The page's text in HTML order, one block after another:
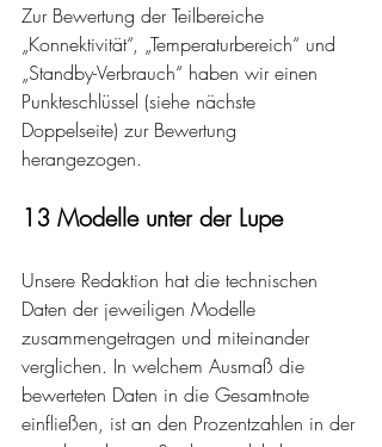
Zur Bewertung der Teilbereiche
„Konnektivität“, „Temperaturbereich“ und
„Standby-Verbrauch“ haben wir einen
Punkteschlüssel (siehe nächste
Doppelseite) zur Bewertung
herangezogen.
13 Modelle unter der Lupe
Unsere Redaktion hat die technischen
Daten der jeweiligen Modelle
zusammengetragen und miteinander
verglichen. In welchem Ausmaß die
bewerteten Daten in die Gesamtnote
einfließen, ist an den Prozentzahlen in der